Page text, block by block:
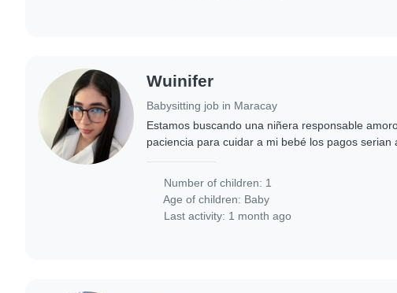
Wuinifer
Babysitting job in Maracay
Estamos buscando una niñera responsable
paciencia para cuidar a mi bebé los pagos serian
Number of children: 1
Age of children: Baby
Last activity: 1 month ago